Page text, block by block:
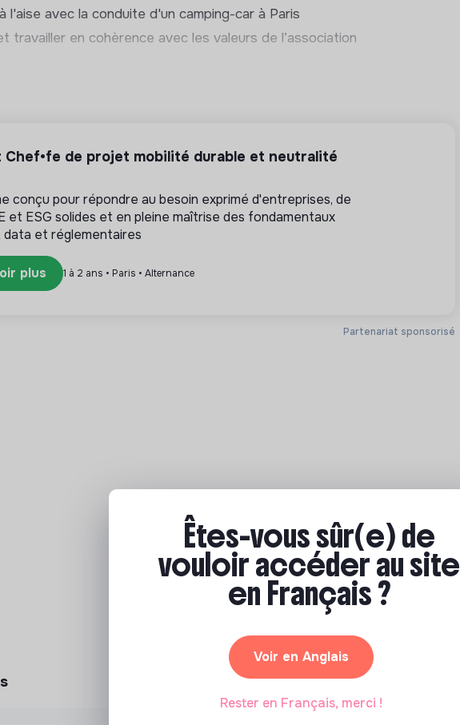
l'aise avec la conduite d'un camping-car à Paris
travailler en cohèrence avec les valeurs de l’association
Partenariat sponsorisé
Chef•fe de projet mobilité durable et neutralité
conçu pour répondre au besoin exprimé d'entreprises, de
et ESG solides et en pleine maîtrise des fondamentaux
data et réglementaires
plus 1 à 2 ans • Paris • Alternance
Êtes-vous sûr(e) de
vouloir accéder au site
en Français ?
Voir en Anglais
Rester en Français, merci !